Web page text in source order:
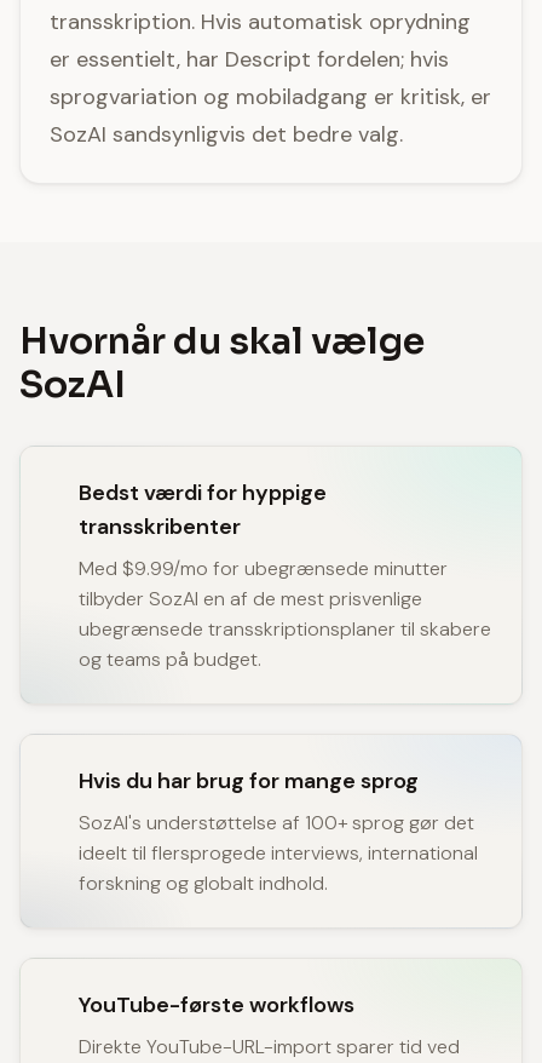
transskription. Hvis automatisk oprydning
er essentielt, har Descript fordelen; hvis
sprogvariation og mobiladgang er kritisk, er
SozAI sandsynligvis det bedre valg.
Hvornår du skal vælge
SozAI
Bedst værdi for hyppige
transskribenter
Med $9.99/mo for ubegrænsede minutter
tilbyder SozAI en af de mest prisvenlige
ubegrænsede transskriptionsplaner til skabere
og teams på budget.
Hvis du har brug for mange sprog
SozAI's understøttelse af 100+ sprog gør det
ideelt til flersprogede interviews, international
forskning og globalt indhold.
YouTube-første workflows
Direkte YouTube-URL-import sparer tid ved